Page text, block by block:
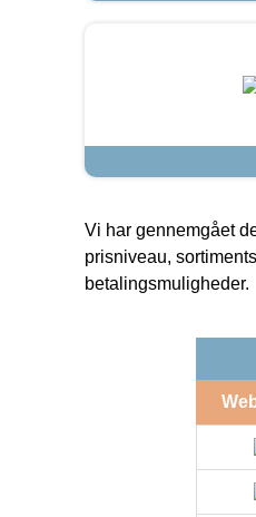
Vi har gennemgået
prisniveau,
betalingsmuligheder.